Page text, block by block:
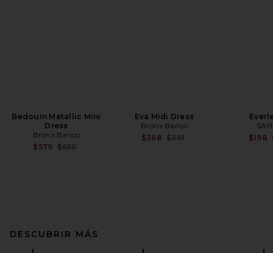
Bedouin Metallic Mini
Dress
Bronx Banco
$579 Previous price:
$650
Eva Midi Dress
Bronx Banco
$368 Previous price:
$391
$198
DESCUBRIR MÁS